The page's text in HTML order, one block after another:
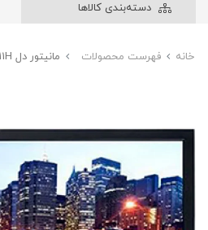
دسته‌بندی کالاها
خانه فهرست محصولات مانیتور دل Dell U2211H